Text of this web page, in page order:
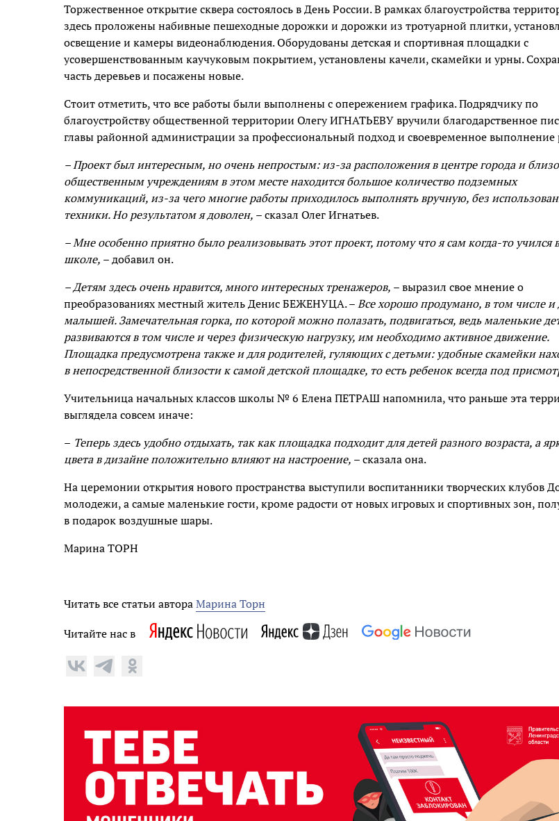
Торжественное открытие сквера состоялось в День России. В рамках благоустройства
здесь проложены набивные пешеходные дорожки и дорожки из тротуарной плитки,
освещение и камеры видеонаблюдения. Оборудованы детская и спортивная площадки с
усовершенствованным каучуковым покрытием, установлены качели, скамейки и урны.
часть деревьев и посажены новые.
Стоит отметить, что все работы были выполнены с опережением графика. Подрядчику по
благоустройству общественной территории Олегу ИГНАТЬЕВУ вручили благодарственное
главы районной администрации за профессиональный подход и своевременное выполнение
– Проект был интересным, но очень непростым: из-за расположения в центре города и
общественным учреждениям в этом месте находится большое количество подземных
коммуникаций, из-за чего многие работы приходилось выполнять вручную, без
техники. Но результатом я доволен, – сказал Олег Игнатьев.
– Мне особенно приятно было реализовывать этот проект, потому что я сам когда-то учился
школе, – добавил он.
– Детям здесь очень нравится, много интересных тренажеров, – выразил свое мнение о
преобразованиях местный житель Денис БЕЖЕНУЦА. –Все хорошо продумано, в том числе и
малышей. Замечательная горка, по которой можно полазать, подвигаться, ведь маленькие
развиваются в том числе и через физическую нагрузку, им необходимо активное движение.
Площадка предусмотрена также и для родителей, гуляющих с детьми: удобные скамейки
в непосредственной близости к самой детской площадке, то есть ребенок всегда под
Учительница начальных классов школы № 6 Елена ПЕТРАШ напомнила, что раньше эта
выглядела совсем иначе:
– Теперь здесь удобно отдыхать, так как площадка подходит для детей разного возраста, а
цвета в дизайне положительно влияют на настроение, – сказала она.
На церемонии открытия нового пространства выступили воспитанники творческих клубов
молодежи, а самые маленькие гости, кроме радости от новых игровых и спортивных зон,
в подарок воздушные шары.
Марина ТОРН
Читать все статьи автораМарина Торн
Читайте нас в